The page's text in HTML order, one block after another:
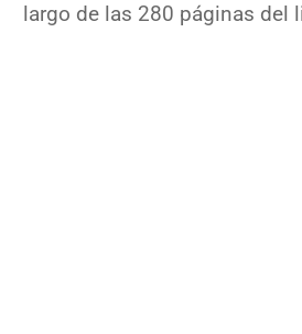
largo de las 280 páginas del